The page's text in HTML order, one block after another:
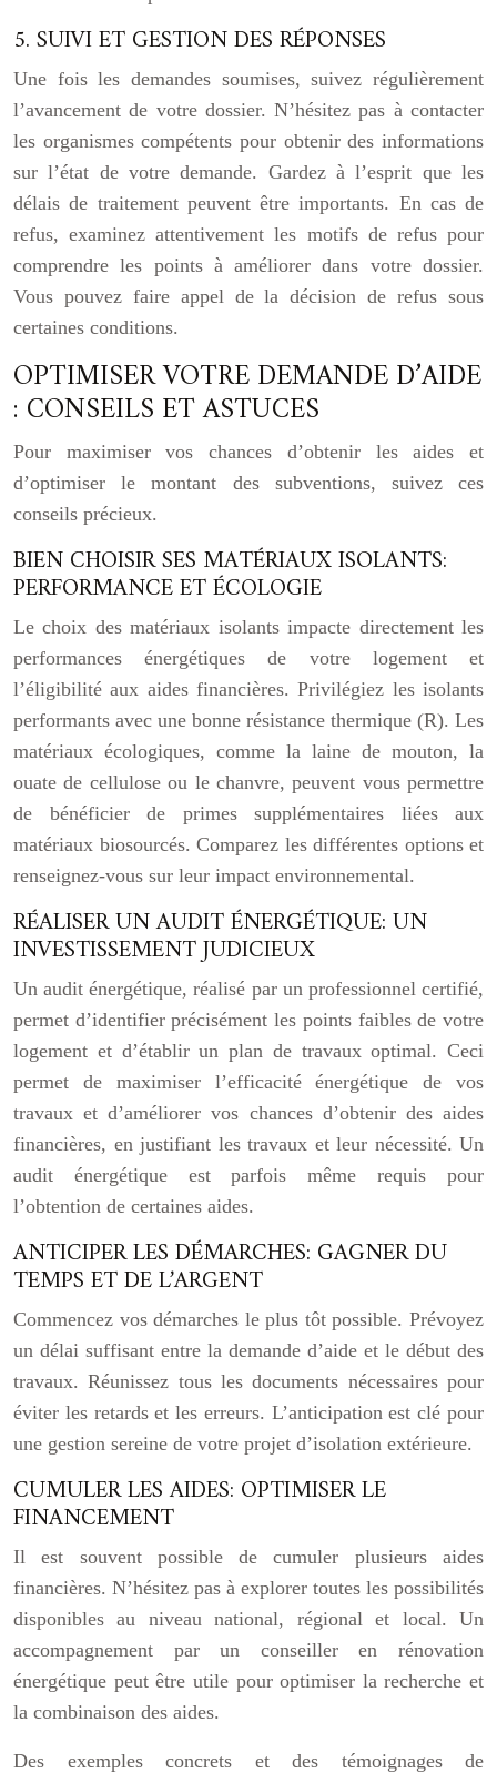
5. SUIVI ET GESTION DES RÉPONSES
Une fois les demandes soumises, suivez régulièrement
l’avancement de votre dossier. N’hésitez pas à contacter
les organismes compétents pour obtenir des informations
sur l’état de votre demande. Gardez à l’esprit que les
délais de traitement peuvent être importants. En cas de
refus, examinez attentivement les motifs de refus pour
comprendre les points à améliorer dans votre dossier.
Vous pouvez faire appel de la décision de refus sous
certaines conditions.
OPTIMISER VOTRE DEMANDE D’AIDE
: CONSEILS ET ASTUCES
Pour maximiser vos chances d’obtenir les aides et
d’optimiser le montant des subventions, suivez ces
conseils précieux.
BIEN CHOISIR SES MATÉRIAUX ISOLANTS:
PERFORMANCE ET ÉCOLOGIE
Le choix des matériaux isolants impacte directement les
performances énergétiques de votre logement et
l’éligibilité aux aides financières. Privilégiez les isolants
performants avec une bonne résistance thermique (R). Les
matériaux écologiques, comme la laine de mouton, la
ouate de cellulose ou le chanvre, peuvent vous permettre
de bénéficier de primes supplémentaires liées aux
matériaux biosourcés. Comparez les différentes options et
renseignez-vous sur leur impact environnemental.
RÉALISER UN AUDIT ÉNERGÉTIQUE: UN
INVESTISSEMENT JUDICIEUX
Un audit énergétique, réalisé par un professionnel certifié,
permet d’identifier précisément les points faibles de votre
logement et d’établir un plan de travaux optimal. Ceci
permet de maximiser l’efficacité énergétique de vos
travaux et d’améliorer vos chances d’obtenir des aides
financières, en justifiant les travaux et leur nécessité. Un
audit énergétique est parfois même requis pour
l’obtention de certaines aides.
ANTICIPER LES DÉMARCHES: GAGNER DU
TEMPS ET DE L’ARGENT
Commencez vos démarches le plus tôt possible. Prévoyez
un délai suffisant entre la demande d’aide et le début des
travaux. Réunissez tous les documents nécessaires pour
éviter les retards et les erreurs. L’anticipation est clé pour
une gestion sereine de votre projet d’isolation extérieure.
CUMULER LES AIDES: OPTIMISER LE
FINANCEMENT
Il est souvent possible de cumuler plusieurs aides
financières. N’hésitez pas à explorer toutes les possibilités
disponibles au niveau national, régional et local. Un
accompagnement par un conseiller en rénovation
énergétique peut être utile pour optimiser la recherche et
la combinaison des aides.
Des exemples concrets et des témoignages de